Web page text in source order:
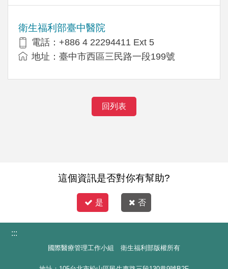
衛生福利部臺中醫院
電話：+886 4 22294411 Ext 5
地址：臺中市西區三民路一段199號
回列表
這個資訊是否對你有幫助?
是 否
:::
國際醫療管理工作小組 衛生福利部版權所有